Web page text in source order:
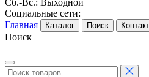
Сб.-Вс.: Выходной
Социальные сети:
Главная
Каталог Поиск
Поиск